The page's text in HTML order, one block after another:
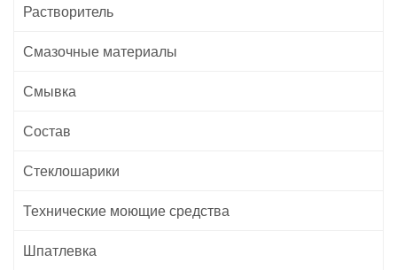
Растворитель
Смазочные материалы
Смывка
Состав
Стеклошарики
Технические моющие средства
Шпатлевка